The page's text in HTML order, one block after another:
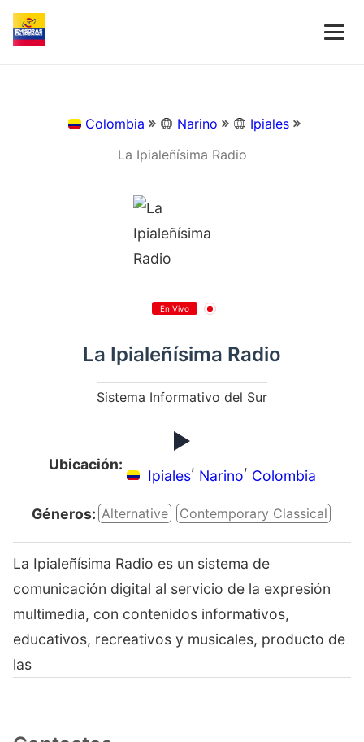
Colombia Narino
Ipiales
La Ipialeñísima Radio
En Vivo
La Ipialeñísima Radio
Sistema Informativo del Sur
Ubicación:
Ipiales
,
Narino
,
Colombia
Géneros: Alternative Contemporary Classical
La Ipialeñísima Radio es un sistema de
comunicación digital al servicio de la expresión
multimedia, con contenidos informativos,
educativos, recreativos y musicales, producto de
las